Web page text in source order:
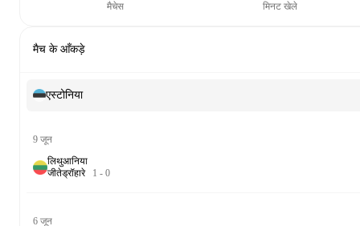
मैचेस मिनट खेले
मैच के आँकड़े
एस्टोनिया
9 जून
लिथुआनिया
जीतेड्रॉहारे 1 - 0
6 जून